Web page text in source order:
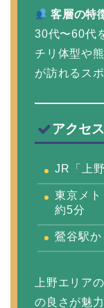
客層の特
30代〜60代
チリ体型や
が訪れるスポ
アクセス
JR「上
東京メ
約5分
鶯谷駅
上野エリア
の良さが魅力